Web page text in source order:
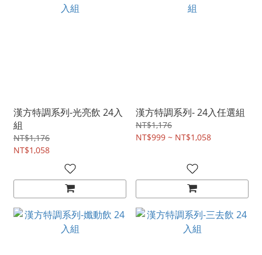
漢方特調系列-光亮飲 24入
組
NT$1,176
NT$1,058
漢方特調系列- 24入任選組
NT$1,176
NT$999 ~ NT$1,058